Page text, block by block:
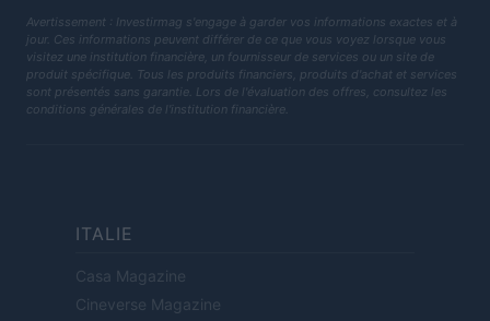
Avertissement : Investirmag s'engage à garder vos informations exactes et à
jour. Ces informations peuvent différer de ce que vous voyez lorsque vous
visitez une institution financière, un fournisseur de services ou un site de
produit spécifique. Tous les produits financiers, produits d'achat et services
sont présentés sans garantie. Lors de l'évaluation des offres, consultez les
conditions générales de l'institution financière.
ITALIE
Casa Magazine
Cineverse Magazine